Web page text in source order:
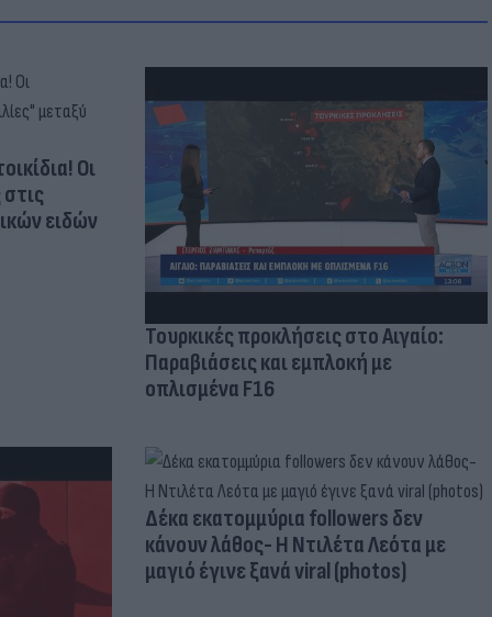
Οι
ειδών
Τουρκικές προκλήσεις στο Αιγαίο:
Παραβιάσεις και εμπλοκή με
οπλισμένα F16
Δέκα εκατομμύρια followers δεν
κάνουν λάθος- Η Ντιλέτα Λεότα με
μαγιό έγινε ξανά viral (photos)